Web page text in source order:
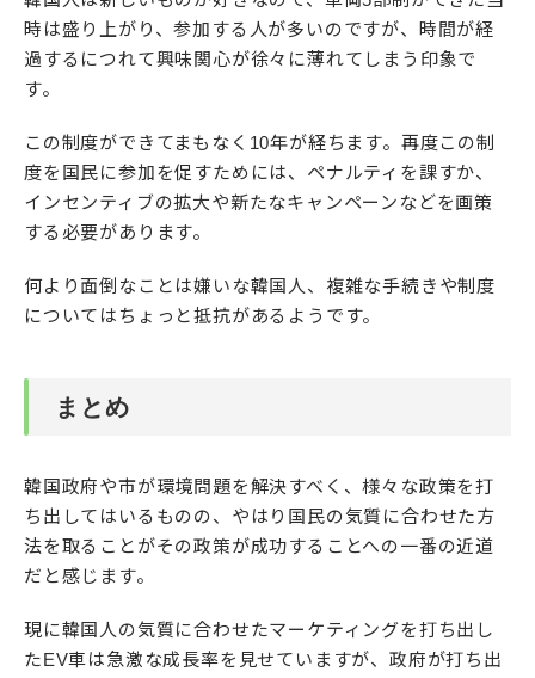
時は盛り上がり、参加する人が多いのですが、時間が経
過するにつれて興味関心が徐々に薄れてしまう印象で
す。
この制度ができてまもなく10年が経ちます。再度この制
度を国民に参加を促すためには、ペナルティを課すか、
インセンティブの拡大や新たなキャンペーンなどを画策
する必要があります。
何より面倒なことは嫌いな韓国人、複雑な手続きや制度
についてはちょっと抵抗があるようです。
まとめ
韓国政府や市が環境問題を解決すべく、様々な政策を打
ち出してはいるものの、やはり国民の気質に合わせた方
法を取ることがその政策が成功することへの一番の近道
だと感じます。
現に韓国人の気質に合わせたマーケティングを打ち出し
たEV車は急激な成長率を見せていますが、政府が打ち出